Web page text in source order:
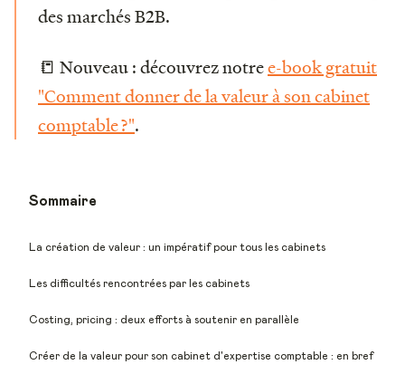
des marchés B2B.
📒 Nouveau : découvrez notree-book gratuit
"Comment donner de la valeur à son cabinet
comptable ?".
Sommaire
La création de valeur : un impératif pour tous les cabinets
Les difficultés rencontrées par les cabinets
Costing, pricing : deux efforts à soutenir en parallèle
Créer de la valeur pour son cabinet d'expertise comptable : en bref